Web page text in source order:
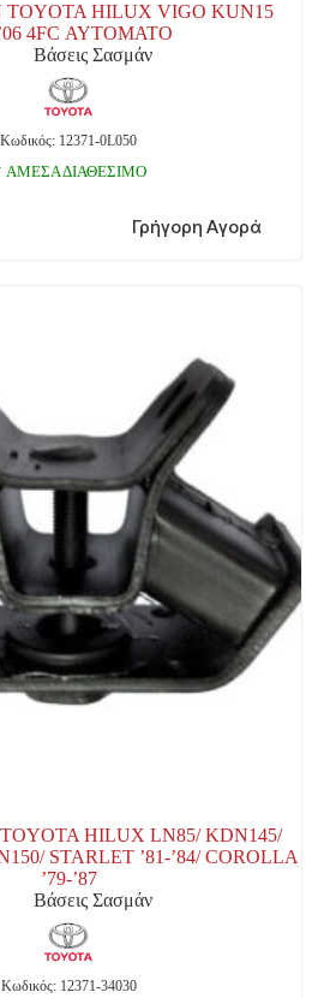
HILUX VIGO KUN15
’06 4FC ΑΥΤΟΜΑΤΟ
Βάσεις Σασμάν
Κωδικός: 12371-0L050
ΑΜΕΣΑ ΔΙΑΘΕΣΙΜΟ
Γρήγορη Αγορά
HILUX LN85/ KDN145/
STARLET ’81-’84/ COROLLA
’79-’87
Βάσεις Σασμάν
Κωδικός: 12371-34030